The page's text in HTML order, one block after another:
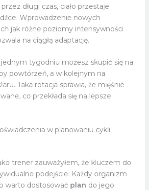
długi czas, ciało przestaje
Wprowadzenie nowych
jak różne poziomy intensywności
na ciągłą adaptację.
jednym tygodniu możesz skupić się na
powtórzeń, a w kolejnym na
Taka rotacja sprawia, że mięśnie
co przekłada się na lepsze
w planowaniu cykli
trener zauważyłem, że kluczem do
podejście. Każdy organizm
warto dostosować plan do jego